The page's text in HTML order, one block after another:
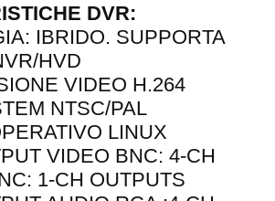
DVR:
IBRIDO. SUPPORTA
HVD
VIDEO H.264
NTSC/PAL
LINUX
VIDEO BNC: 4-CH
1-CH OUTPUTS